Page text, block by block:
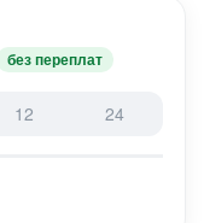
без переплат
12 24